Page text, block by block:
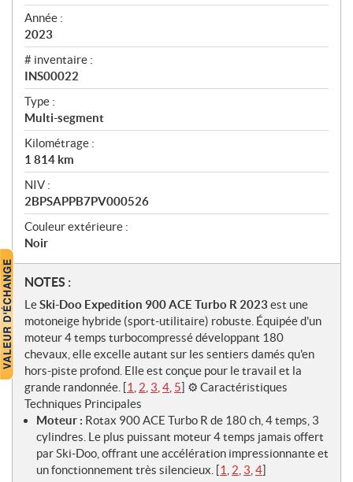
Année :
2023
# inventaire :
INS00022
Type :
Multi-segment
Kilométrage :
1 814 km
NIV :
2BPSAPPB7PV000526
Couleur extérieure :
Noir
N
o
t
e
s
NOTES :
LeSki-Doo Expedition 900 ACE Turbo R 2023 est une
motoneige hybride (sport-utilitaire) robuste. Équipée d'un
moteur 4 temps turbocompressé développant 180
chevaux, elle excelle autant sur les sentiers damés qu'en
hors-piste profond. Elle est conçue pour le travail et la
grande randonnée. [1 2 3 4 5] ⚙️ Caractéristiques
Techniques Principales
Moteur : Rotax 900 ACE Turbo R de 180 ch, 4 temps, 3
cylindres. Le plus puissant moteur 4 temps jamais offert
par Ski-Doo, offrant une accélération impressionnante et
un fonctionnement très silencieux. [1 2 3 4]